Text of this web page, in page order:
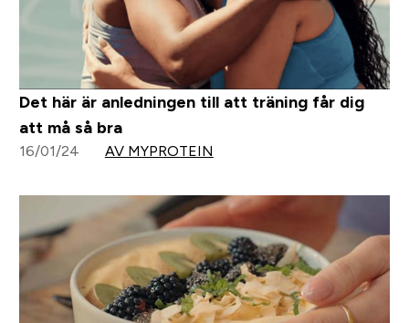
Det här är anledningen till att träning får dig
att må så bra
16/01/24 AV MYPROTEIN